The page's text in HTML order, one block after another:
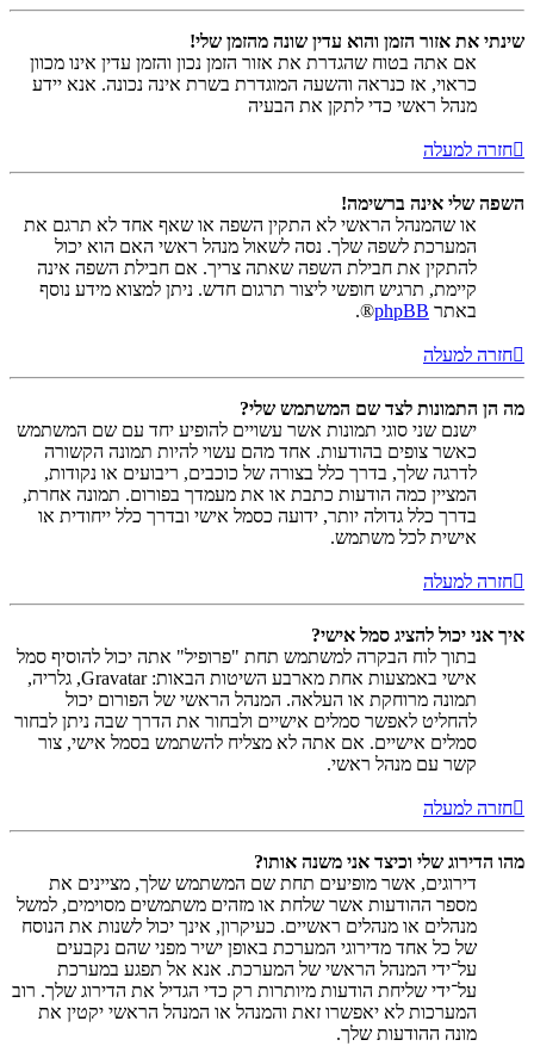
שינתי את אזור הזמן והוא עדין שונה מהזמן שלי!
אם אתה בטוח שהגדרת את אזור הזמן נכון והזמן עדין אינו מכוון
כראוי, אז כנראה והשעה המוגדרת בשרת אינה נכונה. אנא יידע
מנהל ראשי כדי לתקן את הבעיה
חזרה למעלה
השפה שלי אינה ברשימה!
או שהמנהל הראשי לא התקין השפה או שאף אחד לא תרגם את
המערכת לשפה שלך. נסה לשאול מנהל ראשי האם הוא יכול
להתקין את חבילת השפה שאתה צריך. אם חבילת השפה אינה
קיימת, תרגיש חופשי ליצור תרגום חדש. ניתן למצוא מידע נוסף
באתר phpBB
®.
חזרה למעלה
מה הן התמונות לצד שם המשתמש שלי?
ישנם שני סוגי תמונות אשר עשויים להופיע יחד עם שם המשתמש
כאשר צופים בהודעות. אחד מהם עשוי להיות תמונה הקשורה
לדרגה שלך, בדרך כלל בצורה של כוכבים, ריבועים או נקודות,
המציין כמה הודעות כתבת או את מעמדך בפורום. תמונה אחרת,
בדרך כלל גדולה יותר, ידועה כסמל אישי ובדרך כלל ייחודית או
אישית לכל משתמש.
חזרה למעלה
איך אני יכול להציג סמל אישי?
בתוך לוח הבקרה למשתמש תחת "פרופיל" אתה יכול להוסיף סמל
אישי באמצעות אחת מארבע השיטות הבאות: Gravatar, גלריה,
תמונה מרוחקת או העלאה. המנהל הראשי של הפורום יכול
להחליט לאפשר סמלים אישיים ולבחור את הדרך שבה ניתן לבחור
סמלים אישיים. אם אתה לא מצליח להשתמש בסמל אישי, צור
קשר עם מנהל ראשי.
חזרה למעלה
מהו הדירוג שלי וכיצד אני משנה אותו?
דירוגים, אשר מופיעים תחת שם המשתמש שלך, מציינים את
מספר ההודעות אשר שלחת או מזהים משתמשים מסוימים, למשל
מנהלים או מנהלים ראשיים. כעיקרון, אינך יכול לשנות את הנוסח
של כל אחד מדירוגי המערכת באופן ישיר מפני שהם נקבעים
על־ידי המנהל הראשי של המערכת. אנא אל תפגע במערכת
על־ידי שליחת הודעות מיותרות רק כדי הגדיל את הדירוג שלך. רוב
המערכות לא יאפשרו זאת והמנהל או המנהל הראשי יקטין את
מונה ההודעות שלך.